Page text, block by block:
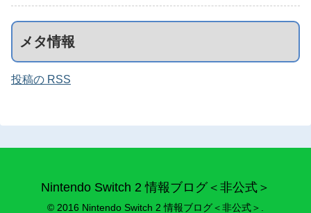
メタ情報
投稿の RSS
Nintendo Switch 2 情報ブログ＜非公式＞
© 2016 Nintendo Switch 2 情報ブログ＜非公式＞.